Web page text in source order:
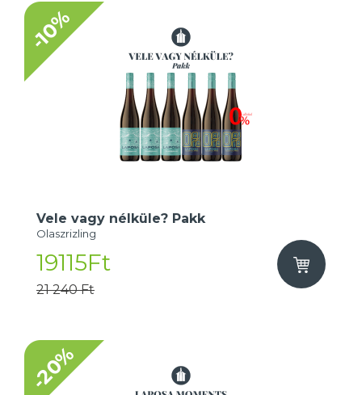
-10%
Vele vagy nélküle? Pakk
Olaszrizling
19115Ft
21 240 Ft
-20%